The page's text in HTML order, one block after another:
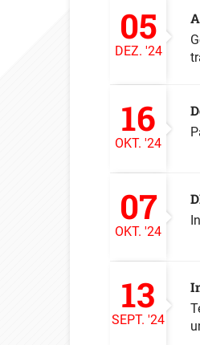
05
DEZ. '24
16
OKT. '24
07
OKT. '24
13
SEPT. '24